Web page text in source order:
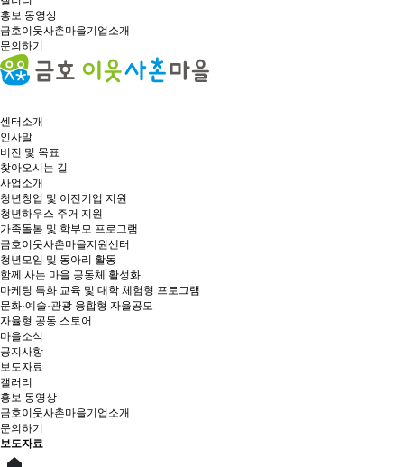
홍보 동영상
금호이웃사촌마을기업소개
문의하기
센터소개
인사말
비전 및 목표
찾아오시는 길
사업소개
청년창업 및 이전기업 지원
청년하우스 주거 지원
가족돌봄 및 학부모 프로그램
금호이웃사촌마을지원센터
청년모임 및 동아리 활동
함께 사는 마을 공동체 활성화
마케팅 특화 교육 및 대학 체험형 프로그램
문화·예술·관광 융합형 자율공모
자율형 공동 스토어
마을소식
공지사항
보도자료
갤러리
홍보 동영상
금호이웃사촌마을기업소개
문의하기
보도자료